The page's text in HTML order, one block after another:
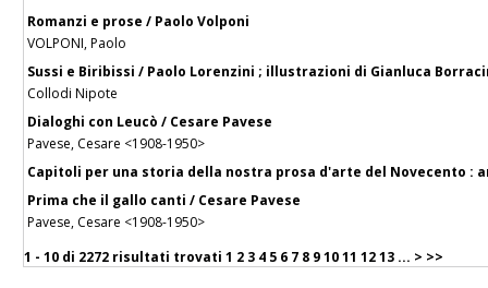
Romanzi e prose / Paolo Volponi
VOLPONI, Paolo
Sussi e Biribissi / Paolo Lorenzini ; illustrazioni di Gianluca
Collodi Nipote
Dialoghi con Leucò / Cesare Pavese
Pavese, Cesare <1908-1950>
Capitoli per una storia della nostra prosa d'arte del Novecento :
Prima che il gallo canti / Cesare Pavese
Pavese, Cesare <1908-1950>
1 - 10 di 2272 risultati trovati 1 2 3 4 5 6 7 8 91011 1213 ... > >>